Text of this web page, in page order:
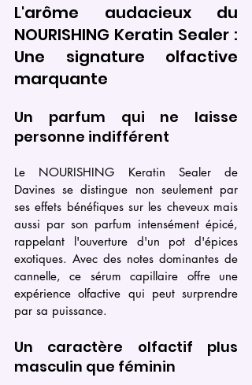
L'arôme audacieux du
NOURISHING Keratin Sealer :
Une signature olfactive
marquante
Un parfum qui ne laisse
personne indifférent
Le NOURISHING Keratin Sealer de
Davines se distingue non seulement par
ses effets bénéfiques sur les cheveux mais
aussi par son parfum intensément épicé,
rappelant l'ouverture d'un pot d'épices
exotiques. Avec des notes dominantes de
cannelle, ce sérum capillaire offre une
expérience olfactive qui peut surprendre
par sa puissance.
Un caractère olfactif plus
masculin que féminin